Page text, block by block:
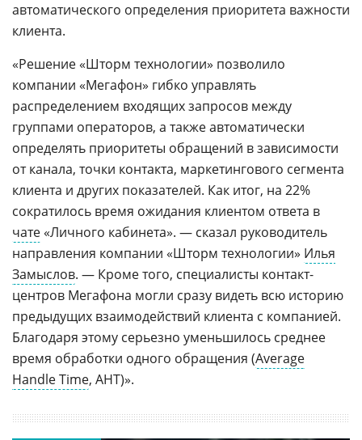
автоматического определения приоритета важности
клиента.
«Решение «Шторм технологии» позволило
компании «Мегафон» гибко управлять
распределением входящих запросов между
группами операторов, а также автоматически
определять приоритеты обращений в зависимости
от канала, точки контакта, маркетингового сегмента
клиента и других показателей. Как итог, на 22%
сократилось время ожидания клиентом ответа в
чате «Личного кабинета». — сказал руководитель
направления компании «Шторм технологии» Илья
Замыслов. — Кроме того, специалисты контакт-
центров Мегафона могли сразу видеть всю историю
предыдущих взаимодействий клиента с компанией.
Благодаря этому серьезно уменьшилось среднее
время обработки одного обращения (Average
Handle Time, AHT)».